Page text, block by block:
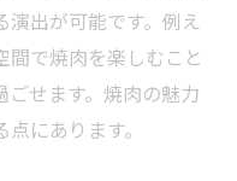
出が可能です。例え
間で焼肉を楽しむこと
せます。焼肉の魅力
にあります。